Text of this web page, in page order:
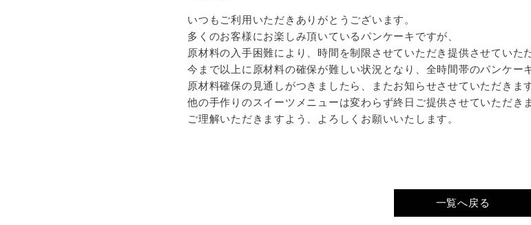
いつもご利用いただきありがとうございます。
多くのお客様にお楽しみ頂いているパンケーキですが、
原材料の入手困難により、時間を制限させていただき提供させていた
今まで以上に原材料の確保が難しい状況となり、全時間帯のパンケー
原材料確保の見通しがつきましたら、またお知らせさせていただきます
他の手作りのスイーツメニューは変わらず終日ご提供させていただき
ご理解いただきますよう、よろしくお願いいたします。
一覧へ戻る